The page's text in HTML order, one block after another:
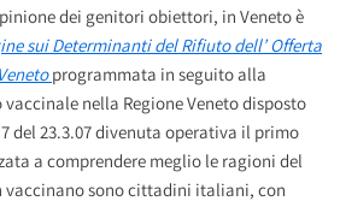
dei genitori obiettori, in Veneto è
sui Determinanti del Rifiuto dell’ Offerta
programmata in seguito alla
vaccinale nella Regione Veneto disposto
del 23.3.07 divenuta operativa il primo
a comprendere meglio le ragioni del
vaccinano sono cittadini italiani, con